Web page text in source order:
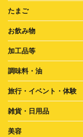
たまご
お飲み物
加工品等
調味料・油
旅行・イベント・体験
雑貨・日用品
美容